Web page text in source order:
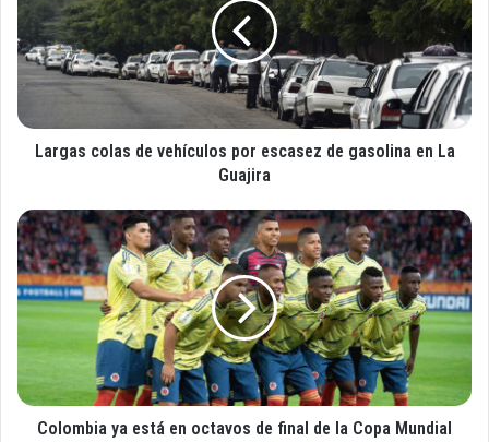
o
r
r
e
t
r
ó
n
i
g
a
s
c
l
e
v
e
h
í
l
o
Largas colas de vehículos por escasez de gasolina en La
Guajira
C
o
l
o
m
a
y
Colombia ya está en octavos de final de la Copa Mundial